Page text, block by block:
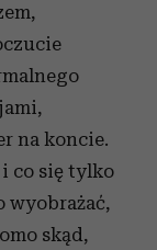
na koncie.
i co się tylko
wyobrażać,
skąd,